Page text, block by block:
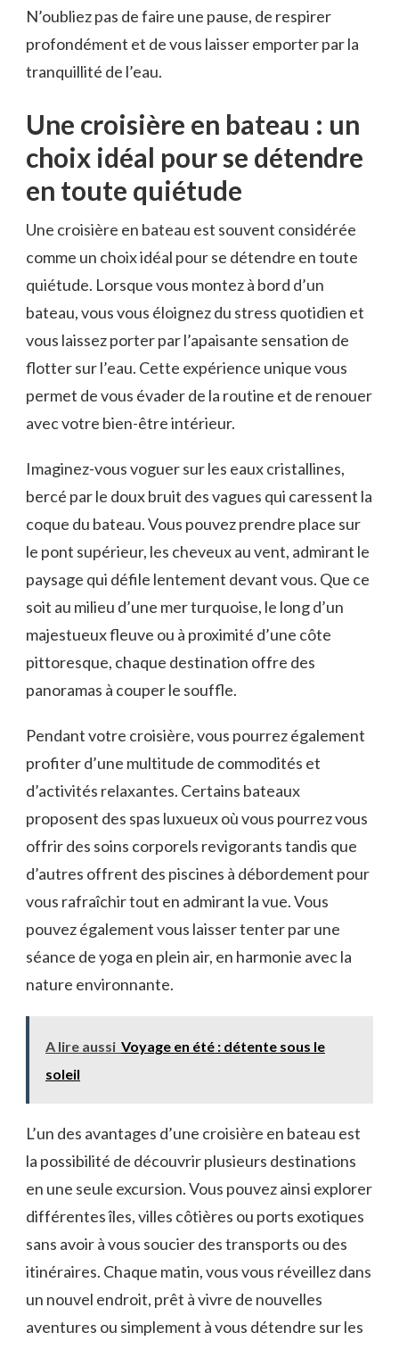
N’oubliez pas de faire une pause, de respirer⁣
profondément et de vous laisser emporter par la
tranquillité ‍de l’eau.
Une croisière en bateau :​ un
choix idéal pour se détendre
en toute ‌quiétude
Une croisière en bateau est ⁤souvent ‍considérée
comme un choix idéal pour se détendre ‌en toute
quiétude. Lorsque vous montez à bord d’un
bateau, vous vous éloignez du stress quotidien et
vous laissez porter par l’apaisante sensation de
⁤flotter sur l’eau. Cette expérience unique vous
permet de vous évader de la routine et de renouer
avec votre bien-être intérieur.
Imaginez-vous ‌voguer sur les eaux cristallines,⁣
bercé par le doux bruit des vagues‍ qui caressent la
coque du bateau. Vous pouvez prendre ⁣place sur
le pont‍ supérieur, les cheveux au vent, admirant le
‍paysage qui défile ‌lentement devant vous. Que ce
soit au milieu d’une mer turquoise,​ le long d’un
majestueux fleuve⁢ ou à⁢ proximité d’une côte
pittoresque, chaque destination offre⁢ des⁤
panoramas​ à couper le souffle.
Pendant ‌votre croisière, vous pourrez⁣ également
profiter d’une multitude de commodités et
d’activités relaxantes. Certains bateaux
proposent des ⁣spas luxueux où vous pourrez⁤ vous
offrir des soins corporels‍ revigorants ‍tandis‍ que
d’autres offrent des piscines à débordement pour
vous rafraîchir tout en admirant la vue. Vous
‌pouvez également vous laisser tenter par une
séance de yoga en plein air, en harmonie avec la
nature environnante.
A lire aussi Voyage en été : détente sous le
soleil
L’un des avantages d’une croisière en bateau ‍est
la possibilité de découvrir plusieurs destinations
en une seule⁣ excursion. Vous pouvez ainsi⁤ explorer
⁣différentes îles, villes côtières ou⁣ ports exotiques
sans avoir ⁣à vous soucier des transports ou des
itinéraires.‌ Chaque matin, vous vous réveillez dans
un nouvel endroit, prêt à vivre de ⁤nouvelles
aventures ou simplement à vous détendre sur les